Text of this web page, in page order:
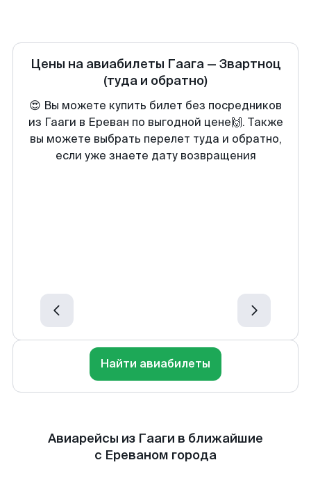
Цены на авиабилеты Гаага— Звартноц
(туда и обратно)
😍 Вы можете купить билет без посредников
из Гааги в Ереван по выгодной цене🙌. Также
вы можете выбрать перелет туда и обратно,
если уже знаете дату возвращения
Найти авиабилеты
Авиарейсы из Гааги в ближайшие
с Ереваном города